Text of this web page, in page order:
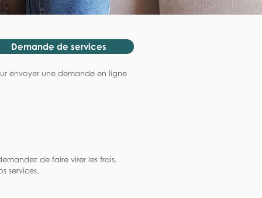
Demande de services
envoyer une demande en ligne
de faire virer les frais.
services.